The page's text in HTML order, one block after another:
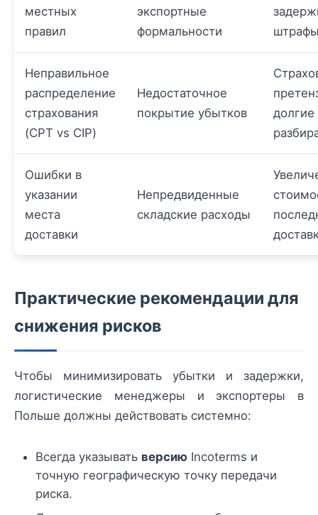
местных
правил
экспортные
формальности
Неправильное
распределение
страхования
(CPT vs CIP)
Недостаточное
покрытие убытков
долгие
Ошибки в
указании
места
доставки
Непредвиденные
складские расходы
Практические рекомендации для
снижения рисков
Чтобы минимизировать убытки и задержки,
логистические менеджеры и экспортеры в
Польше должны действовать системно:
Всегда указывать версию Incoterms и
точную географическую точку передачи
риска.